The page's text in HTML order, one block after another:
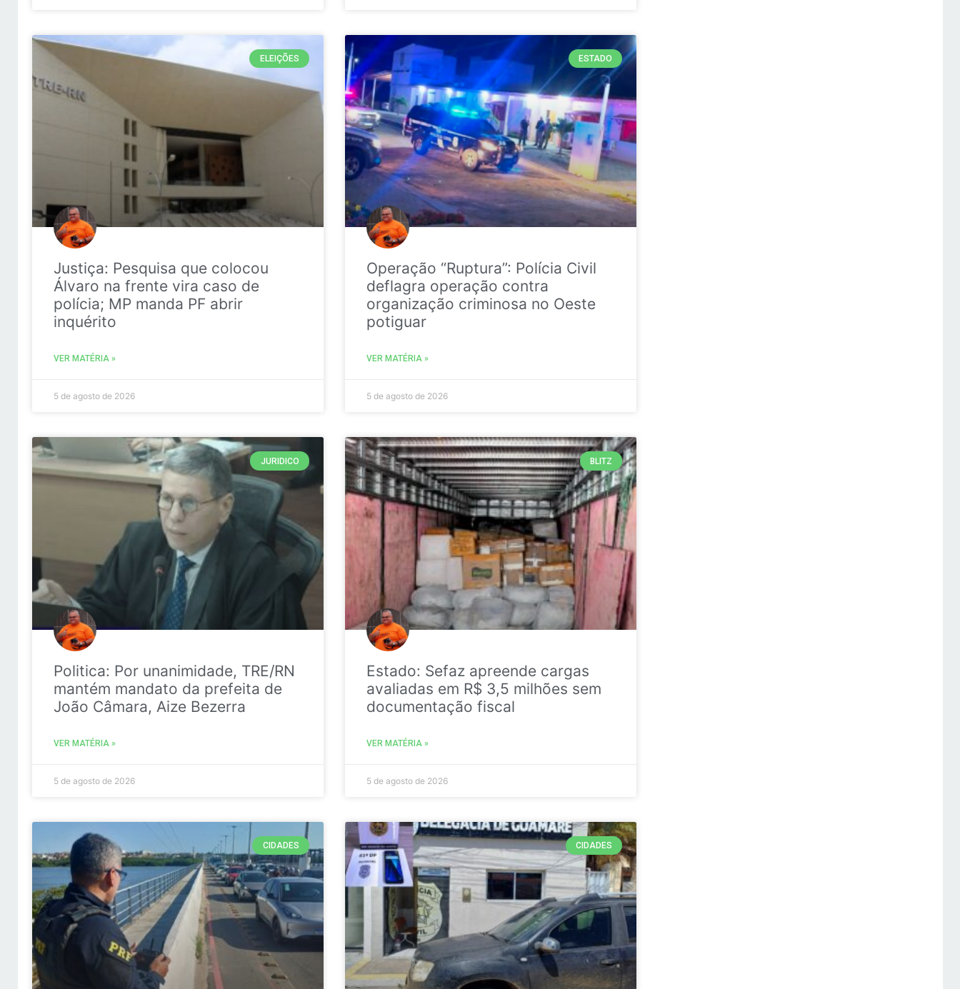
ELEIÇÕES
Justiça: Pesquisa que colocou
Álvaro na frente vira caso de
polícia; MP manda PF abrir
inquérito
VER MATÉRIA »
5 de agosto de 2026
ESTADO
Operação “Ruptura”: Polícia Civil
deflagra operação contra
organização criminosa no Oeste
potiguar
VER MATÉRIA »
5 de agosto de 2026
JURIDICO
Politica: Por unanimidade, TRE/RN
mantém mandato da prefeita de
João Câmara, Aize Bezerra
VER MATÉRIA »
5 de agosto de 2026
BLITZ
Estado: Sefaz apreende cargas
avaliadas em R$ 3,5 milhões sem
documentação fiscal
VER MATÉRIA »
5 de agosto de 2026
CIDADES CIDADES